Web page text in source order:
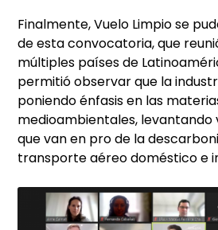
Finalmente, Vuelo Limpio se
de esta convocatoria, que
múltiples países de
permitió observar que la
poniendo énfasis en las
medioambientales, levantando
que van en pro de la
transporte aéreo doméstico e